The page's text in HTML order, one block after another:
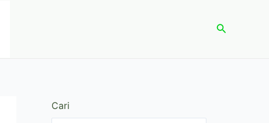
Cari
Cari